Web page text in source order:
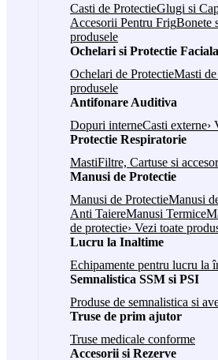
Casti de ProtectieGlugi si
Accesorii Pentru FrigBonete
produsele
Ochelari si Protectie Faciala
Ochelari de ProtectieMasti
produsele
Antifonare Auditiva
Dopuri interneCasti externe›
Protectie Respiratorie
MastiFiltre, Cartuse si
Manusi de Protectie
Manusi de ProtectieManusi
Anti TaiereManusi Termice
de protectie› Vezi toate
Lucru la Inaltime
Echipamente pentru lucru la
Semnalistica SSM si PSI
Produse de semnalistica si
Truse de prim ajutor
Truse medicale conforme
Accesorii si Rezerve